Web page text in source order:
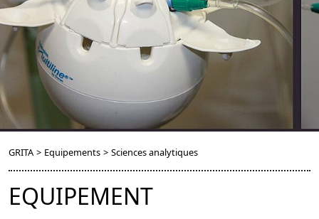
GRITA > Equipements > Sciences analytiques
EQUIPEMENT